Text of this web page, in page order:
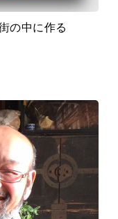
の中に作る